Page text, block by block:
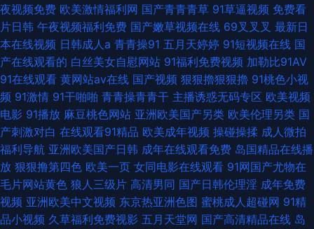
夜视频免费 欧美激情福利网 国产青青青草 91草逼视频 免费看
片日韩 午夜视频福利免费 国产嫩草视频在线 69叉叉叉 最新日
本在线视频 日韩成人a 青青操91 五月天婷婷 91短视频在线 国
产在线观看的 白丝美女自慰网站 91福利免费视频 加勒比91AV
91在线观看 黄网站av在线 国产视频 狠狠擼狠狠擼 91桃色小视
频 91激情 91干啪啪 青青操青青干 主播诱惑无码专区 欧美视频
电影 91播放 麻豆桃色网站 亚洲欧美国产另类 欧美伦理另类 国
产刺激对白 在线观看91精品 欧美成年视频 操碰操揉 成人微拍
福利导航 亚洲欧美国产日韩 成年在线观看免费 岛国精品在线播
放 狠狠撸第四色 欧美一页 女同电影在线观看 91网国产尤物在
毛片网站黄色 狼人三级片 高清男同 国产日韩伦理淫 成年免费
视频 亚洲欧美中文视频 东京热亚洲色图 蜜桃成人超碰网 91精
品小视频 久草福利免费视影 五月天堂网 国产高清精品在线 岛